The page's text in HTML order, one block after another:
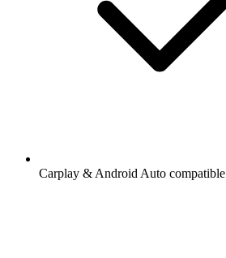
Carplay & Android Auto compatible